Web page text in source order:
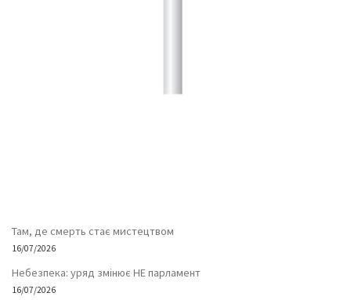
Там, де смерть стає мистецтвом
16/07/2026
Небезпека: уряд змінює НЕ парламент
16/07/2026